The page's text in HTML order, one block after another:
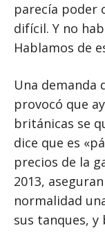
parecía poder
difícil. Y no
Hablamos de
Una demanda
provocó que
británicas se
dice que es
precios de la
2013,
normalidad
sus tanques, y